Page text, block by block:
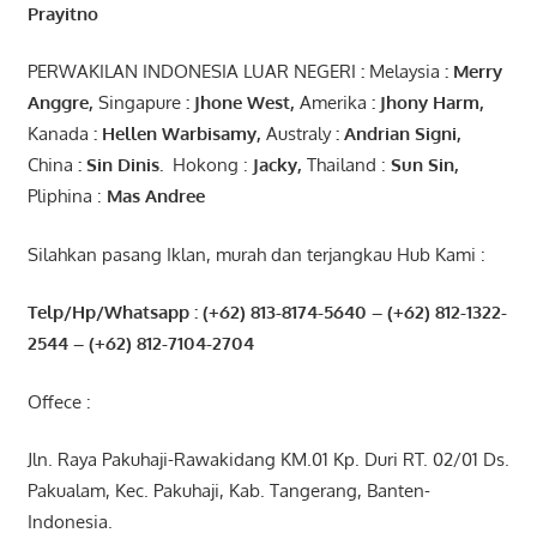
Prayitno
PERWAKILAN INDONESIA LUAR NEGERI : Melaysia : Merry
Anggre, Singapure: JhoneWest, Amerika : JhonyHarm,
Kanada : Hellen Warbisamy, Australy: Andrian Signi,
China : Sin Dinis. Hokong : Jacky, Thailand : Sun Sin,
Pliphina : Mas Andree
Silahkan pasang Iklan, murah dan terjangkau Hub Kami :
Telp/Hp/Whatsapp : (+62) 813-8174-5640 – (+62) 812-1322-
2544– (+62) 812-7104-2704
Offece :
Jln. Raya Pakuhaji-Rawakidang KM.01 Kp. Duri RT. 02/01 Ds.
Pakualam, Kec. Pakuhaji, Kab. Tangerang, Banten-
Indonesia.